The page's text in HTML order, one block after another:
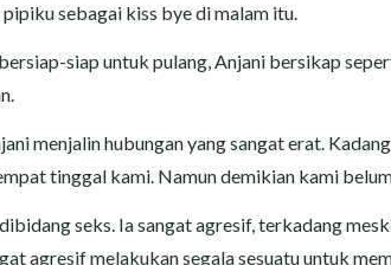
sebagai kiss bye di malam itu.
siap untuk pulang, Anjani bersikap
menjalin hubungan yang sangat erat.
tinggal kami. Namun demikian kami
seks. Ia sangat agresif, terkadang
agresif melakukan segala sesuatu untuk